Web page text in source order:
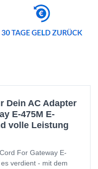
Dein AC Adapter
E-475M E-
volle Leistung
For Gateway E-
verdient - mit dem